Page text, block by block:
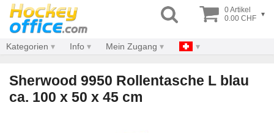
0 Artikel
0.00 CHF ▾
Kategorien Info Mein Zugang
Sherwood 9950 Rollentasche L blau
ca. 100 x 50 x 45 cm